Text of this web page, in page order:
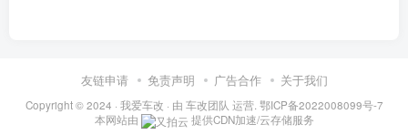
友链申请 免责声明 广告合作 关于我们
Copyright © 2024 · 我爱车改 · 由 车改团队 运营. 鄂ICP备2022008099号-7
本网站由
提供CDN加速/云存储服务